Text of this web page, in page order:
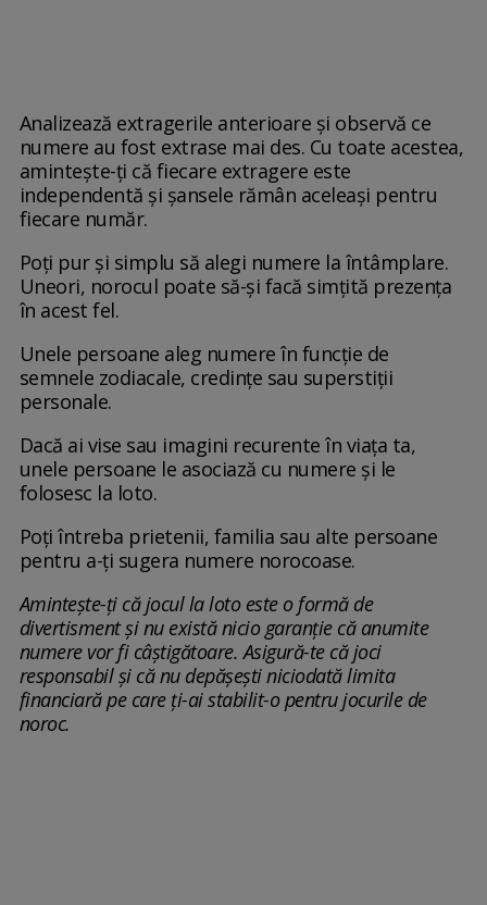
Analizează extragerile anterioare și observă ce
numere au fost extrase mai des. Cu toate acestea,
amintește-ți că fiecare extragere este
independentă și șansele rămân aceleași pentru
fiecare număr.
Poți pur și simplu să alegi numere la întâmplare.
Uneori, norocul poate să-și facă simțită prezența
în acest fel.
Unele persoane aleg numere în funcție de
semnele zodiacale, credințe sau superstiții
personale.
Dacă ai vise sau imagini recurente în viața ta,
unele persoane le asociază cu numere și le
folosesc la loto.
Poți întreba prietenii, familia sau alte persoane
pentru a-ți sugera numere norocoase.
Amintește-ți că jocul la loto este o formă de
divertisment și nu există nicio garanție că anumite
numere vor fi câștigătoare. Asigură-te că joci
responsabil și că nu depășești niciodată limita
financiară pe care ți-ai stabilit-o pentru jocurile de
noroc.